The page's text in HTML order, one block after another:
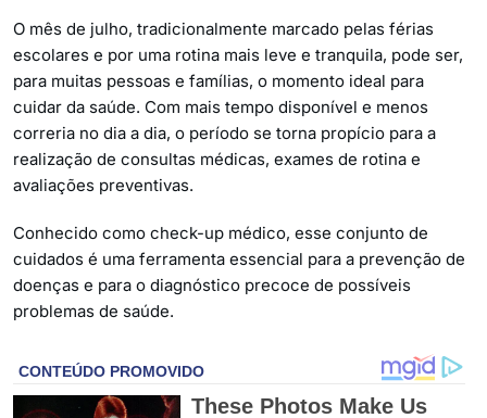
O mês de julho, tradicionalmente marcado pelas férias
escolares e por uma rotina mais leve e tranquila, pode ser,
para muitas pessoas e famílias, o momento ideal para
cuidar da saúde. Com mais tempo disponível e menos
correria no dia a dia, o período se torna propício para a
realização de consultas médicas, exames de rotina e
avaliações preventivas.
Conhecido como check-up médico, esse conjunto de
cuidados é uma ferramenta essencial para a prevenção de
doenças e para o diagnóstico precoce de possíveis
problemas de saúde.